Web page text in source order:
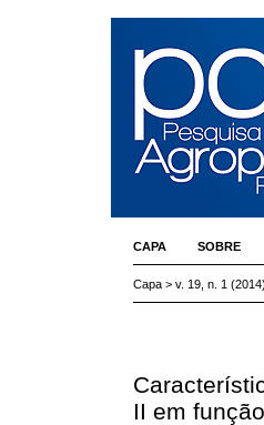
CAPA SOBRE
Capa > v. 19, n. 1 (2014)
II em